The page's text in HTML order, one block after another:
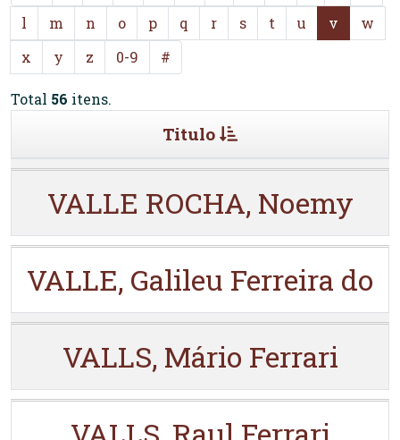
l
m n o p q r s t u v
w
x
y z 0-9 #
Total 56 itens.
Titulo
VALLE ROCHA, Noemy
VALLE, Galileu Ferreira do
VALLS, Mário Ferrari